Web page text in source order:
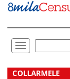
Vai
direttamente
Toggle
navigation
.
COLLARMELE